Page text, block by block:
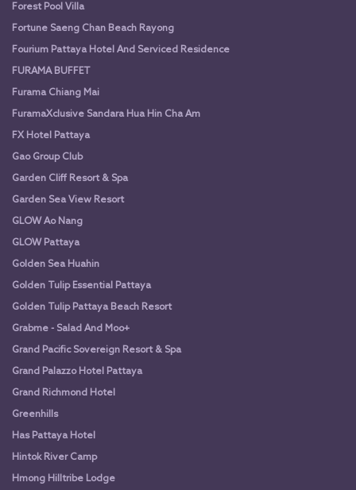
Forest Pool Villa
Fortune Saeng Chan Beach Rayong
Fourium Pattaya Hotel And Serviced Residence
FURAMA BUFFET
Furama Chiang Mai
FuramaXclusive Sandara Hua Hin Cha Am
FX Hotel Pattaya
Gao Group Club
Garden Cliff Resort & Spa
Garden Sea View Resort
GLOW Ao Nang
GLOW Pattaya
Golden Sea Huahin
Golden Tulip Essential Pattaya
Golden Tulip Pattaya Beach Resort
Grabme - Salad And Moo+
Grand Pacific Sovereign Resort & Spa
Grand Palazzo Hotel Pattaya
Grand Richmond Hotel
Greenhills
Has Pattaya Hotel
Hintok River Camp
Hmong Hilltribe Lodge